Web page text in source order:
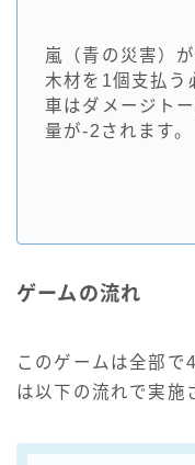
嵐（青の災害）
木材を1個支払う
車はダメージト
量が-2されます。
ゲームの流れ
このゲームは全部で
は以下の流れで実施